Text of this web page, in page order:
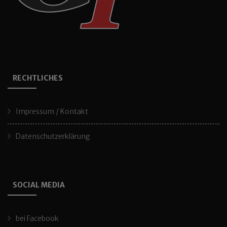
RECHTLICHES
Impressum / Kontakt
Datenschutzerklärung
SOCIAL MEDIA
bei Facebook